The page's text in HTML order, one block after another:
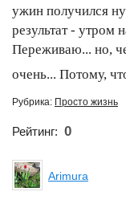
ужин получился
результат - утром
Переживаю... но,
очень... Потому,
Рубрика: Просто жизнь
Рейтинг: 0
Arimura